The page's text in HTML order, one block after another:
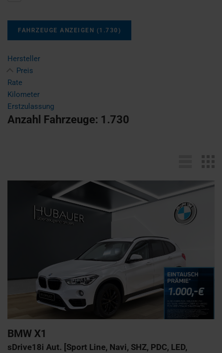
FAHRZEUGE ANZEIGEN (1.730 )
Hersteller
Preis
Rate
Kilometer
Erstzulassung
Anzahl Fahrzeuge: 1.730
BMW X1
sDrive18i Aut. [Sport Line, Navi, SHZ, PDC, LED,